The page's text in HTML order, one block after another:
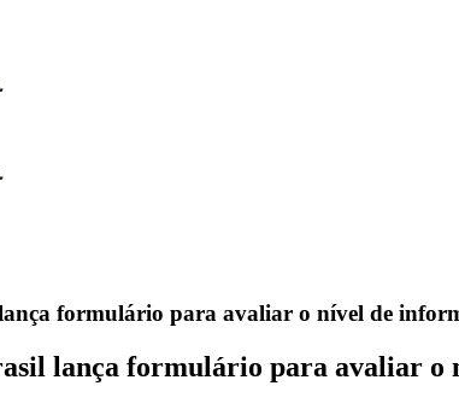
formulário para avaliar o nível de
lança formulário para avaliar o